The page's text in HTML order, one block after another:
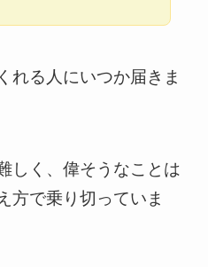
れる人にいつか届きま
しく、偉そうなことは
方で乗り切っていま